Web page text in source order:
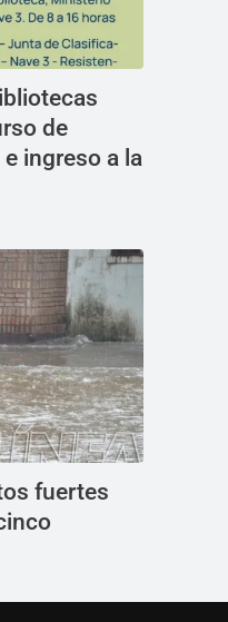
de
ingreso a la
fuertes